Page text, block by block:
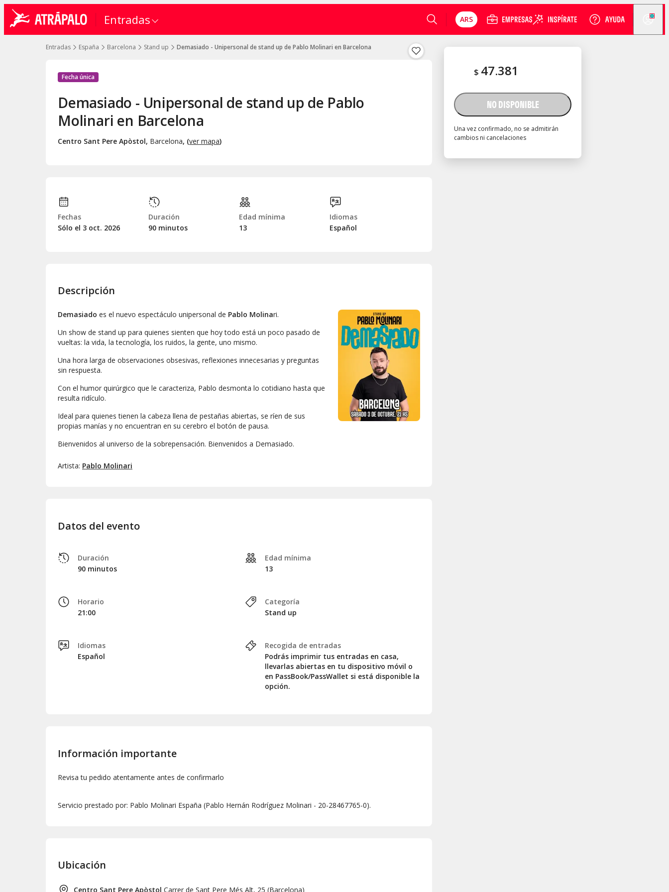
Entradas ARS
Entradas España Barcelona Stand up Demasiado - Unipersonal de stand up de Pablo Molinari en Barcelona
$ 47.381
NO DISPONIBLE
Una vez confirmado, no se admitirán
cambios ni cancelaciones
Fecha única
Demasiado - Unipersonal de stand up de Pablo
Molinari en Barcelona
Centro Sant Pere Apòstol, Barcelona, (ver mapa)
Fechas
Sólo el 3 oct. 2026
Duración
90 minutos
Edad mínima
13
Idiomas
Español
Descripción
Demasiado es el nuevo espectáculo unipersonal de Pablo Molinari.
Un show de stand up para quienes sienten que hoy todo está un poco pasado de
vueltas: la vida, la tecnología, los ruidos, la gente, uno mismo.
Una hora larga de observaciones obsesivas, reflexiones innecesarias y preguntas
sin respuesta.
Con el humor quirúrgico que le caracteriza, Pablo desmonta lo cotidiano hasta que
resulta ridículo.
Ideal para quienes tienen la cabeza llena de pestañas abiertas, se ríen de sus
propias manías y no encuentran en su cerebro el botón de pausa.
Bienvenidos al universo de la sobrepensación. Bienvenidos a Demasiado.
Artista: Pablo Molinari
Datos del evento
Duración
90 minutos
Horario
21:00
Idiomas
Español
Edad mínima
13
Categoría
Stand up
Recogida de entradas
Podrás imprimir tus entradas en casa,
llevarlas abiertas en tu dispositivo móvil o
en PassBook/PassWallet si está disponible la
opción.
Información importante
Revisa tu pedido atentamente antes de confirmarlo
Servicio prestado por: Pablo Molinari España (Pablo Hernán Rodríguez Molinari - 20-28467765-0).
Ubicación
Centro Sant Pere Apòstol Carrer de Sant Pere Més Alt, 25 (Barcelona)